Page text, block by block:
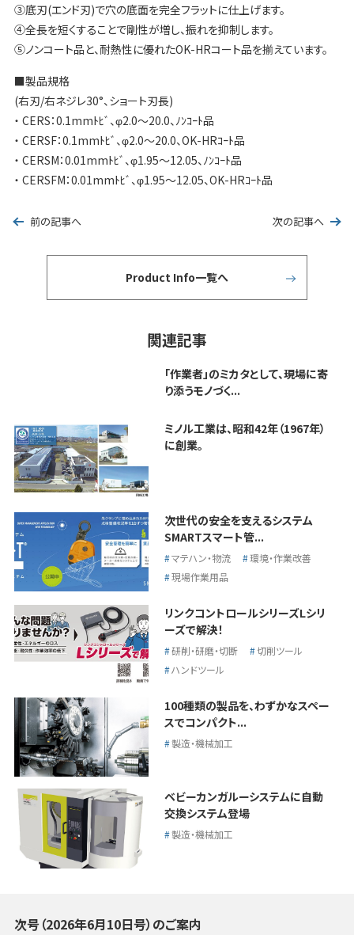
③底刃(エンド刃)で穴の底面を完全フラットに仕上げます。
④全長を短くすることで剛性が増し、振れを抑制します。
⑤ノンコート品と、耐熱性に優れたOK-HRコート品を揃えています。
■製品規格
(右刃/右ネジレ30°、ショート刃長)
・ CERS：0.1mmﾄﾋﾞ、φ2.0〜20.0、ﾉﾝｺｰﾄ品
・ CERSF：0.1mmﾄﾋﾞ、φ2.0〜20.0、OK-HRｺｰﾄ品
・ CERSM：0.01mmﾄﾋﾞ、φ1.95〜12.05、ﾉﾝｺｰﾄ品
・ CERSFM：0.01mmﾄﾋﾞ、φ1.95〜12.05、OK-HRｺｰﾄ品
前の記事へ 次の記事へ
Product Info一覧へ
関連記事
「作業者」のミカタとして、現場に寄
り添うモノづく...
ミノル工業は、昭和42年（1967年）
に創業。
次世代の安全を支えるシステム
SMARTスマート管...
マテハン・物流
環境・作業改善
現場作業用品
リンクコントロールシリーズLシリ
ーズで解決！
研削・研磨・切断
切削ツール
ハンドツール
100種類の製品を、わずかなスペー
スでコンパクト...
製造・機械加工
ベビーカンガルーシステムに自動
交換システム登場
製造・機械加工
次号（2026年6月10日号）のご案内